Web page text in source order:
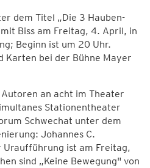
dem Titel „Die 3 Hauben-
Biss am Freitag, 4. April, in
Beginn ist um 20 Uhr.
Karten bei der Bühne Mayer
an acht im Theater
Stationentheater
Schwechat unter dem
Johannes C.
ist am Freitag,
sind „Keine Bewegung" von